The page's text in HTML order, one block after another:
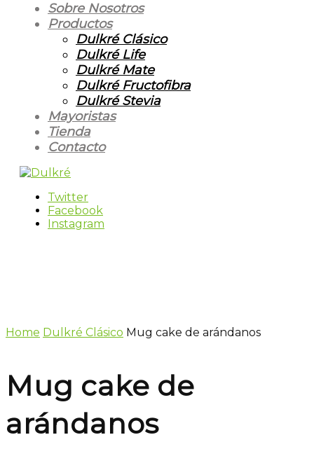
Sobre Nosotros
Productos
Dulkré Clásico
Dulkré Life
Dulkré Mate
Dulkré Fructofibra
Dulkré Stevia
Mayoristas
Tienda
Contacto
Twitter
Facebook
Instagram
Home Dulkré Clásico Mug cake de arándanos
Mug cake de
arándanos